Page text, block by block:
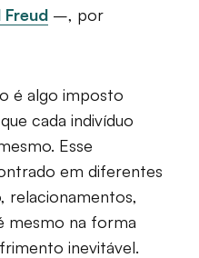
Freud –, por
é algo imposto
cada indivíduo
Esse
em diferentes
relacionamentos,
mesmo na forma
inevitável.